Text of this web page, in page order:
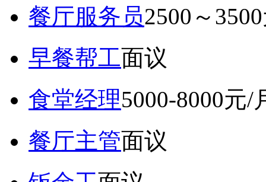
餐厅服务员2500～
早餐帮工面议
食堂经理5000-8000元/
餐厅主管面议